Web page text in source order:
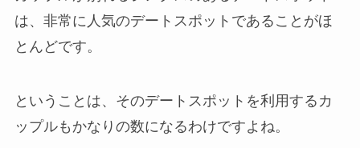
は、非常に人気のデートスポットであることがほ
とんどです。
ということは、そのデートスポットを利用するカ
ップルもかなりの数になるわけですよね。